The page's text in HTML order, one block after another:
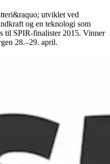
utviklet ved
og en teknologi som
til SPIR-finalister 2015. Vinner
28.–29. april.